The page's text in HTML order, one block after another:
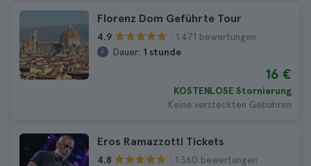
Florenz Dom Geführte Tour
4.9
1.471 bewertungen
Dauer: 1 stunde
16 €
KOSTENLOSE Stornierung
Keine versteckten Gebühren
Eros Ramazzotti Tickets
4.8
1.360 bewertungen